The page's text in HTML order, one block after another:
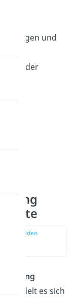
und
der
im Video
handelt es sich